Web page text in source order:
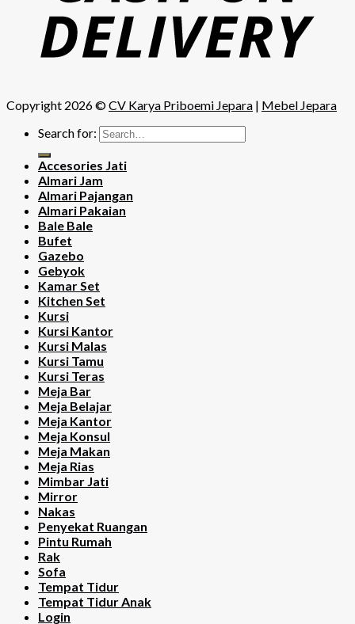
Copyright 2026 ©CV Karya Priboemi Jepara | Mebel Jepara
Search for:
Accesories Jati
Almari Jam
Almari Pajangan
Almari Pakaian
Bale Bale
Bufet
Gazebo
Gebyok
Kamar Set
Kitchen Set
Kursi
Kursi Kantor
Kursi Malas
Kursi Tamu
Kursi Teras
Meja Bar
Meja Belajar
Meja Kantor
Meja Konsul
Meja Makan
Meja Rias
Mimbar Jati
Mirror
Nakas
Penyekat Ruangan
Pintu Rumah
Rak
Sofa
Tempat Tidur
Tempat Tidur Anak
Login